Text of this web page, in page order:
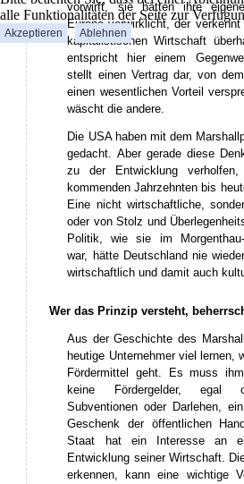
vorwirft, sie hätten ihre
Europa verwirklicht, der
kapitalistischen Wirtschaft
entspricht hier einem
stellt einen Vertrag dar, von
einen wesentlichen Vorteil
wäscht die andere.
Die USA haben mit dem
gedacht. Aber gerade diese
zu der Entwicklung
kommenden Jahrzehnten bis
Eine nicht wirtschaftliche,
oder von Stolz und
Politik, wie sie im
war, hätte Deutschland nie
wirtschaftlich und damit auch
Wer das Prinzip versteht,
Aus der Geschichte des
heutige Unternehmer viel lernen,
Fördermittel geht. Es muss
keine Fördergelder, egal
Subventionen oder Darlehen,
Geschenk der öffentlichen
Staat hat ein Interesse an
Entwicklung seiner Wirtschaft.
erkennen, kann eine wichtige
alle Funktionalitäten der Seite zur
Akzeptieren Ablehnen